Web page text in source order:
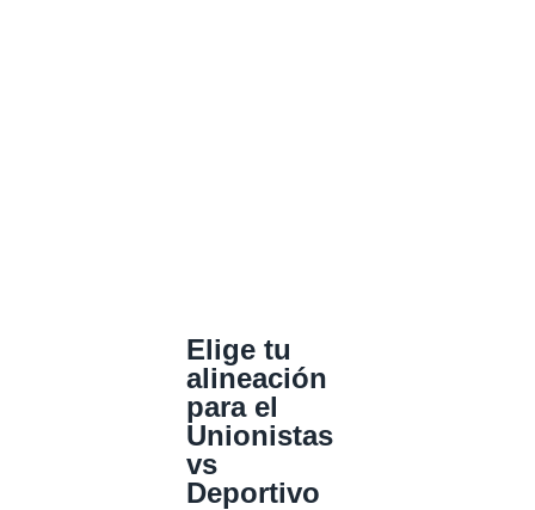
Elige tu
alineación
para el
Unionistas
vs
Deportivo